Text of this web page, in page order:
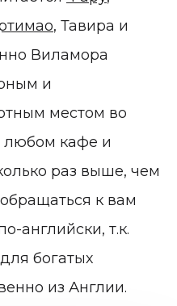
, Тавира и
Виламора
и
местом во
любом кафе и
раз выше, чем
к вам
английски, т.к.
богатых
из Англии.